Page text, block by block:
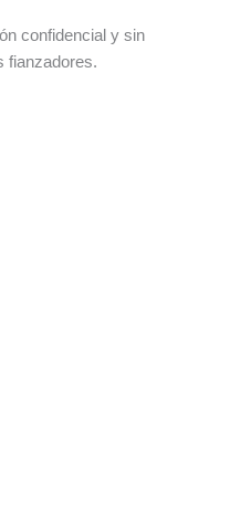
confidencial y sin
fianzadores.